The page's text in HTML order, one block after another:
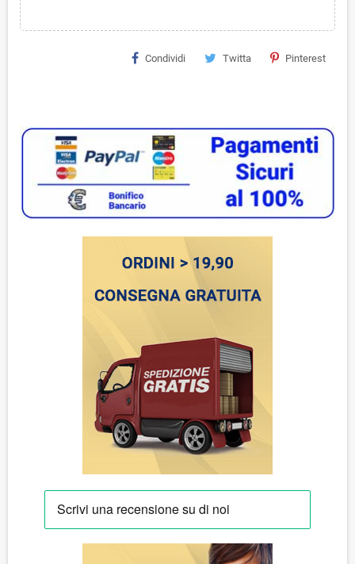
Condividi Twitta Pinterest